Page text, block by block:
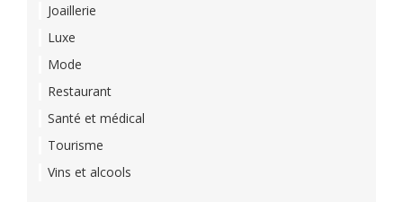
Joaillerie
Luxe
Mode
Restaurant
Santé et médical
Tourisme
Vins et alcools